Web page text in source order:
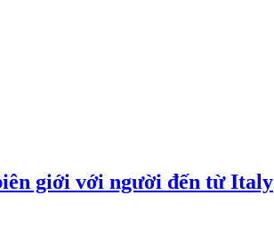
giới với người đến từ Italy